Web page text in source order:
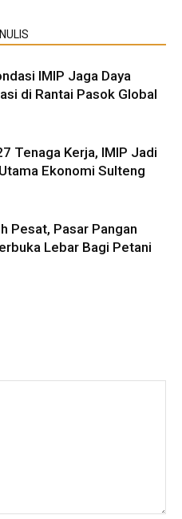
IMIP Jaga Daya
di Rantai Pasok Global
Tenaga Kerja, IMIP Jadi
Ekonomi Sulteng
Pesat, Pasar Pangan
Lebar Bagi Petani